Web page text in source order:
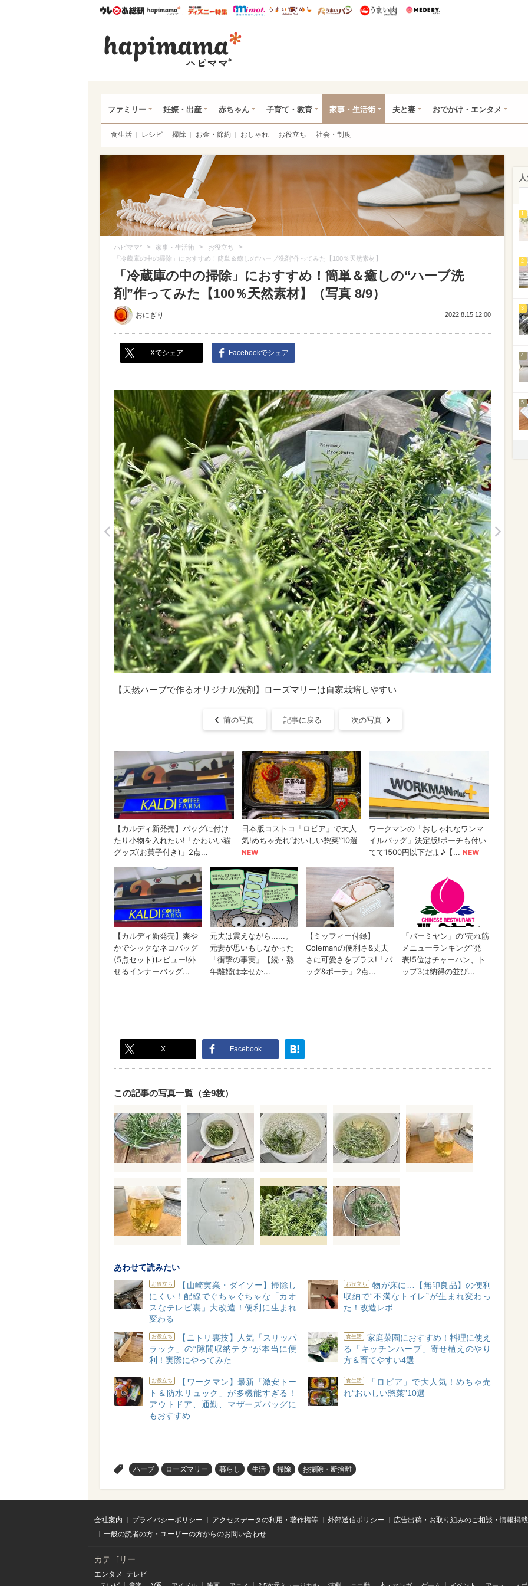
ウレぴあ総研ハピママ* ウレぴあ総研 ディズニー特集
mimot. うまいめし うまいパン うまい肉
ファミリー 妊娠・出産 赤ちゃん 子育て・教育 家事・生活術 夫と妻 おでかけ・エンタメ
食生活 レシピ 掃除 お金・節約 おしゃれ お役立ち 社会・制度
ハピママ* > 家事・生活術 > お役立ち >
「冷蔵庫の中の掃除」におすすめ！簡単＆癒しの“ハーブ洗剤”作ってみた【100％天然素材】
「冷蔵庫の中の掃除」におすすめ！簡単＆癒しの“ハーブ洗
剤”作ってみた【100％天然素材】（写真 8/9）
おにぎり 2022.8.15 12:00
Xでシェア Facebookでシェア
【天然ハーブで作るオリジナル洗剤】ローズマリーは自家栽培しやすい
前の写真 記事に戻る 次の写真
X Facebook
この記事の写真一覧（全9枚）
あわせて読みたい
お役立ち
【山崎実業・ダイソー】掃除し
にくい！配線でぐちゃぐちゃな「カオ
スなテレビ裏」大改造！便利に生まれ
変わる
お役立ち
物が床に…【無印良品】の便利
収納で“不満なトイレ”が生まれ変わっ
た！改造レポ
お役立ち
【ニトリ裏技】人気「スリッパ
ラック」の“隙間収納テク”が本当に便
利！実際にやってみた
食生活
家庭菜園におすすめ！料理に使え
る「キッチンハーブ」寄せ植えのやり
方＆育てやすい4選
お役立ち
【ワークマン】最新「激安トー
ト＆防水リュック」が多機能すぎる！
アウトドア、通勤、マザーズバッグに
もおすすめ
食生活
「ロピア」で大人気！めちゃ売
れ“おいしい惣菜”10選
ハーブ ローズマリー 暮らし 生活 掃除 お掃除・断捨離
1
2
3
4
5
会社案内 プライバシーポリシー アクセスデータの利用・著作権等 外部送信ポリシー
広告出稿・お取り組みのご相談・情報掲
一般の読者の方・ユーザーの方からのお問い合わせ
カテゴリー
エンタメ･テレビ